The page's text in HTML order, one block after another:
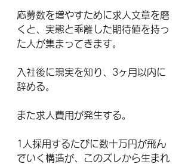
応募数を増やすために求人文章を磨
くと、実態と乖離した期待値を持っ
た人が集まってきます。
入社後に現実を知り、3ヶ月以内に
辞める。
また求人費用が発生する。
1人採用するたびに数十万円が飛ん
でいく構造が、このズレから生まれ